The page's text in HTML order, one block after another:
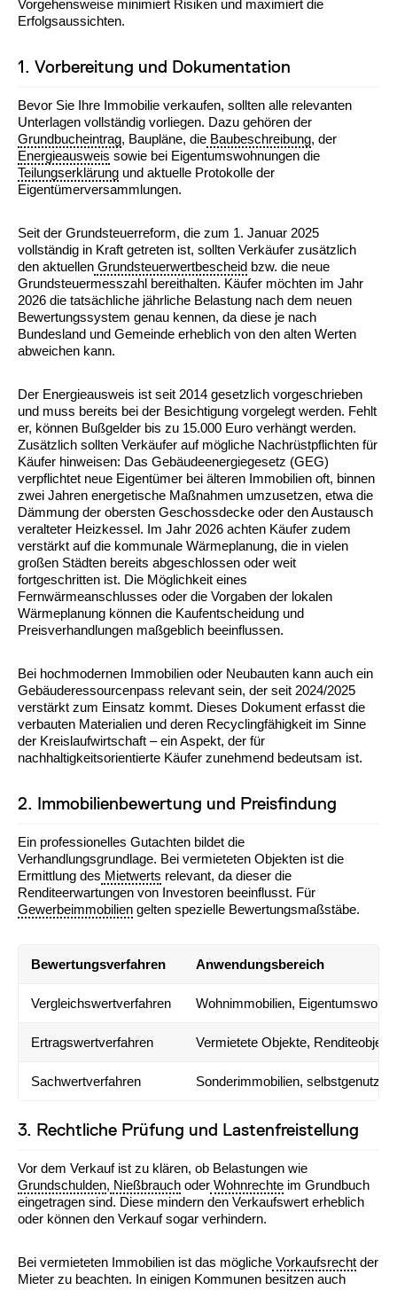
Vorgehensweise minimiert Risiken und maximiert die
Erfolgsaussichten.
1. Vorbereitung und Dokumentation
Bevor Sie Ihre Immobilie verkaufen, sollten alle relevanten
Unterlagen vollständig vorliegen. Dazu gehören der
Grundbucheintrag, Baupläne, die Baubeschreibung, der
Energieausweis sowie bei Eigentumswohnungen die
Teilungserklärung und aktuelle Protokolle der
Eigentümerversammlungen.
Seit der Grundsteuerreform, die zum 1. Januar 2025
vollständig in Kraft getreten ist, sollten Verkäufer zusätzlich
den aktuellen Grundsteuerwertbescheid bzw. die neue
Grundsteuermesszahl bereithalten. Käufer möchten im Jahr
2026 die tatsächliche jährliche Belastung nach dem neuen
Bewertungssystem genau kennen, da diese je nach
Bundesland und Gemeinde erheblich von den alten Werten
abweichen kann.
Der Energieausweis ist seit 2014 gesetzlich vorgeschrieben
und muss bereits bei der Besichtigung vorgelegt werden. Fehlt
er, können Bußgelder bis zu 15.000 Euro verhängt werden.
Zusätzlich sollten Verkäufer auf mögliche Nachrüstpflichten für
Käufer hinweisen: Das Gebäudeenergiegesetz (GEG)
verpflichtet neue Eigentümer bei älteren Immobilien oft, binnen
zwei Jahren energetische Maßnahmen umzusetzen, etwa die
Dämmung der obersten Geschossdecke oder den Austausch
veralteter Heizkessel. Im Jahr 2026 achten Käufer zudem
verstärkt auf die kommunale Wärmeplanung, die in vielen
großen Städten bereits abgeschlossen oder weit
fortgeschritten ist. Die Möglichkeit eines
Fernwärmeanschlusses oder die Vorgaben der lokalen
Wärmeplanung können die Kaufentscheidung und
Preisverhandlungen maßgeblich beeinflussen.
Bei hochmodernen Immobilien oder Neubauten kann auch ein
Gebäuderessourcenpass relevant sein, der seit 2024/2025
verstärkt zum Einsatz kommt. Dieses Dokument erfasst die
verbauten Materialien und deren Recyclingfähigkeit im Sinne
der Kreislaufwirtschaft – ein Aspekt, der für
nachhaltigkeitsorientierte Käufer zunehmend bedeutsam ist.
2. Immobilienbewertung und Preisfindung
Ein professionelles Gutachten bildet die
Verhandlungsgrundlage. Bei vermieteten Objekten ist die
Ermittlung des Mietwerts relevant, da dieser die
Renditeerwartungen von Investoren beeinflusst. Für
Gewerbeimmobilien gelten spezielle Bewertungsmaßstäbe.
Bewertungsverfahren Anwendungsbereich
Vergleichswertverfahren Wohnimmobilien,
Ertragswertverfahren Vermietete Objekte,
Sachwertverfahren Sonderimmobilien,
3. Rechtliche Prüfung und Lastenfreistellung
Vor dem Verkauf ist zu klären, ob Belastungen wie
Grundschulden, Nießbrauch oder Wohnrechte im Grundbuch
eingetragen sind. Diese mindern den Verkaufswert erheblich
oder können den Verkauf sogar verhindern.
Bei vermieteten Immobilien ist das mögliche Vorkaufsrecht der
Mieter zu beachten. In einigen Kommunen besitzen auch